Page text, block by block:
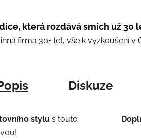
která rozdává smích už 30
firma 30+ let, vše k vyzkoušení v
Diskuze
stylu s touto